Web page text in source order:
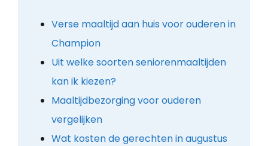
Verse maaltijd aan huis voor ouderen in
Champion
Uit welke soorten seniorenmaaltijden
kan ik kiezen?
Maaltijdbezorging voor ouderen
vergelijken
Wat kosten de gerechten in augustus